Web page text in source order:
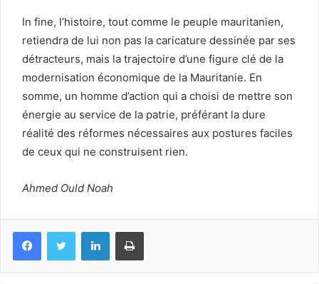
In fine, l’histoire, tout comme le peuple mauritanien,
retiendra de lui non pas la caricature dessinée par ses
détracteurs, mais la trajectoire d’une figure clé de la
modernisation économique de la Mauritanie. En
somme, un homme d’action qui a choisi de mettre son
énergie au service de la patrie, préférant la dure
réalité des réformes nécessaires aux postures faciles
de ceux qui ne construisent rien.
Ahmed Ould Noah
FacebookTwitter LinkedinImprimer